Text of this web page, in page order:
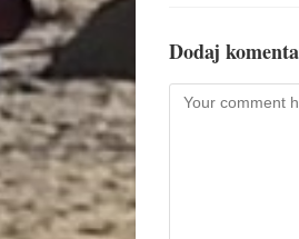
Dodaj